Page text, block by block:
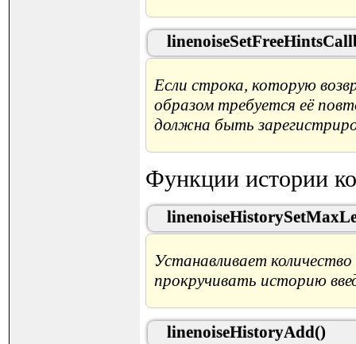
Если строка, которую
образом требуется её
должна быть
Функции истории
Устанавливает
прокручивать историю
linenoiseHistoryAdd()